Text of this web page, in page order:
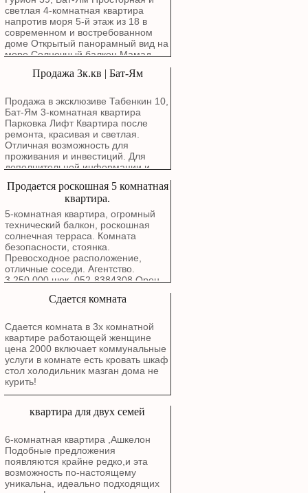
₪ в месяц. При необходимости
новым владельцам можем оставить
тумбочку, кровать с прикроватными
тумбочками. Освобождение
квартиры — по договоренности, не
R407C Refrigerant Gas Suitable for:
светлая 4-комнатная квартира
напротив моря 5-й этаж из 18 в
современном и востребованном
доме Открытый панорамный вид на
море Солнечный балкон Мамад
квартира с полноценным фасадом
атмосферными закатами с балкона
Маркетинговая цена: 3,780,000
шекелей
Продажа 3к.кв | Бат-Ям
Продажа в эксклюзиве Табенкин 10,
Бат-Ям 3-комнатная квартира
Парковка Лифт Квартира после
ремонта, красивая и светлая.
Отличная возможность для
проживания и инвестиций. Для
дополнительной информации и
нами.
Продается роскошная 5 комнатная
квартира.
5-комнатная квартира, огромный
технический балкон, роскошная
солнечная терраса. Комната
безопасности, стоянка.
Превосходное расположение,
отличные соседи. Агентство.
3,250,000 шек. 052-8384308 Орен.
Сдается комната
Сдается комната в 3х комнатной
квартире работающей женщине
цена 2000 включает коммунальные
услуги в комнате есть кровать шкаф
стол холодильник мазган дома не
курить!
квартира для двух семей
6-комнатная квартира ,Ашкелон
Подобные предложения
появляются крайне редко,и эта
возможность по-настоящему
уникальна, идеально подходящих